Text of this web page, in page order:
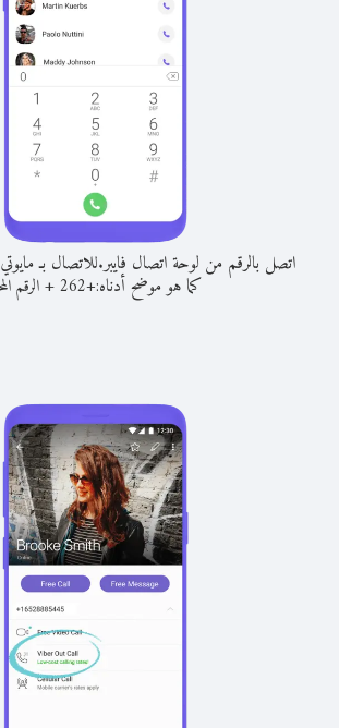
اتصل بالرقم من لوحة اتصال فايبر.للاتصال بـ
كما هو موضح أدناه:+
262
+الرقم